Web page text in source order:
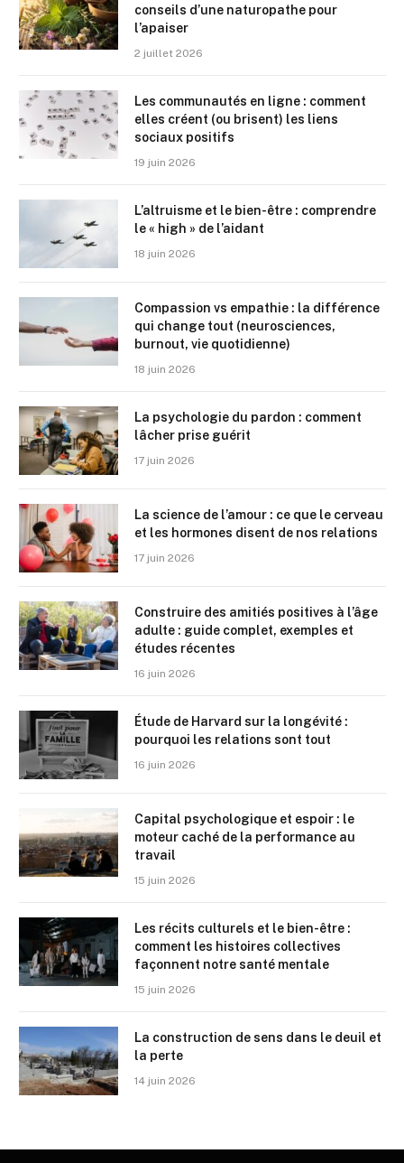
conseils d’une naturopathe pour
l’apaiser
2 juillet 2026
Les communautés en ligne : comment
elles créent (ou brisent) les liens
sociaux positifs
19 juin 2026
L’altruisme et le bien-être : comprendre
le « high » de l’aidant
18 juin 2026
Compassion vs empathie : la différence
qui change tout (neurosciences,
burnout, vie quotidienne)
18 juin 2026
La psychologie du pardon : comment
lâcher prise guérit
17 juin 2026
La science de l’amour : ce que le cerveau
et les hormones disent de nos relations
17 juin 2026
Construire des amitiés positives à l’âge
adulte : guide complet, exemples et
études récentes
16 juin 2026
Étude de Harvard sur la longévité :
pourquoi les relations sont tout
16 juin 2026
Capital psychologique et espoir : le
moteur caché de la performance au
travail
15 juin 2026
Les récits culturels et le bien-être :
comment les histoires collectives
façonnent notre santé mentale
15 juin 2026
La construction de sens dans le deuil et
la perte
14 juin 2026